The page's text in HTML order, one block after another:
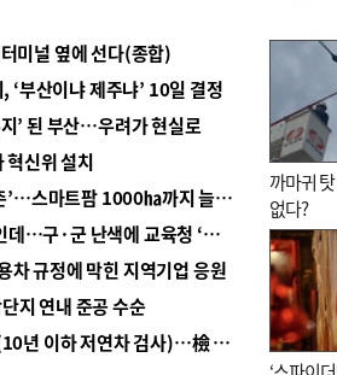
미널 옆에 선다(종합)
부산이냐 제주냐’ 10일 결정
’ 된 부산…우려가 현실로
신위 설치
■ 경남 농정 비전 ‘잘 사는 농촌’…스마트팜 1000㏊까지 늘린다
■ 교육혁신선도지 공모 코앞인데…구·군 난색에 교육청 ‘쩔쩔’
규정에 막힌 지역기업 응원
지 연내 준공 수순
■ 검사 신분 버리고 직급하향(10년 이하 저연차 검사)…檢 중수청행 기피
까마귀
없다?